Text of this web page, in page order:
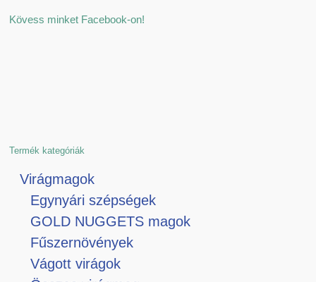
Kövess minket Facebook-on!
Termék kategóriák
Virágmagok
Egynyári szépségek
GOLD NUGGETS magok
Fűszernövények
Vágott virágok